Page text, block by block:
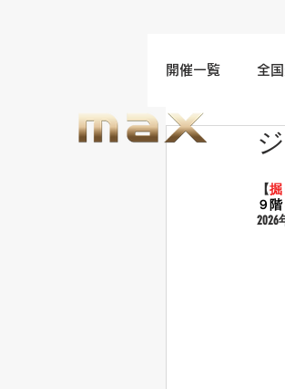
開催一覧 全
名古屋/四日
福岡/熊本/
【掘
９
2026